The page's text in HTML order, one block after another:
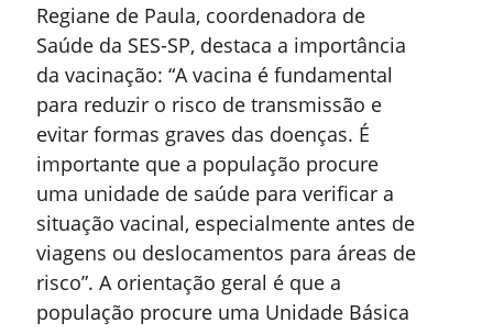
Regiane de Paula, coordenadora de
Saúde da SES-SP, destaca a importância
da vacinação: “A vacina é fundamental
para reduzir o risco de transmissão e
evitar formas graves das doenças. É
importante que a população procure
uma unidade de saúde para verificar a
situação vacinal, especialmente antes de
viagens ou deslocamentos para áreas de
risco”. A orientação geral é que a
população procure uma Unidade Básica